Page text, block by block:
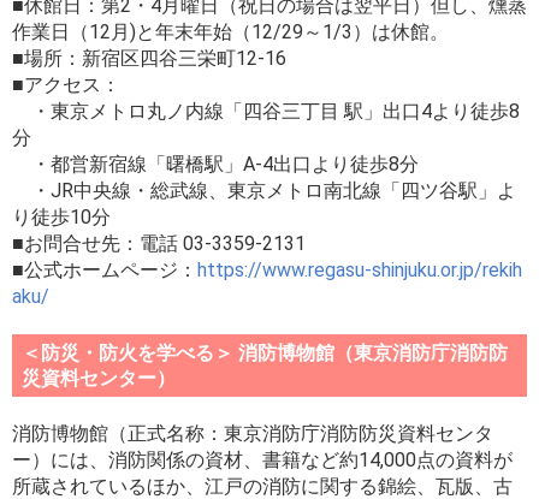
■休館日：第2・4月曜日（祝日の場合は翌平日）但し、燻蒸
作業日（12月)と年末年始（12/29～1/3）は休館。
■場所：新宿区四谷三栄町12-16
■アクセス：
・東京メトロ丸ノ内線「四谷三丁目 駅」出口4より徒歩8
分
・都営新宿線「曙橋駅」A-4出口より徒歩8分
・JR中央線・総武線、東京メトロ南北線「四ツ谷駅」よ
り徒歩10分
■お問合せ先：電話 03-3359-2131
■公式ホームページ： https://www.regasu-shinjuku.or.jp/rekih
aku/
＜防災・防火を学べる＞ 消防博物館（東京消防庁消防防
災資料センター）
消防博物館（正式名称：東京消防庁消防防災資料センタ
ー）には、消防関係の資材、書籍など約14,000点の資料が
所蔵されているほか、江戸の消防に関する錦絵、瓦版、古